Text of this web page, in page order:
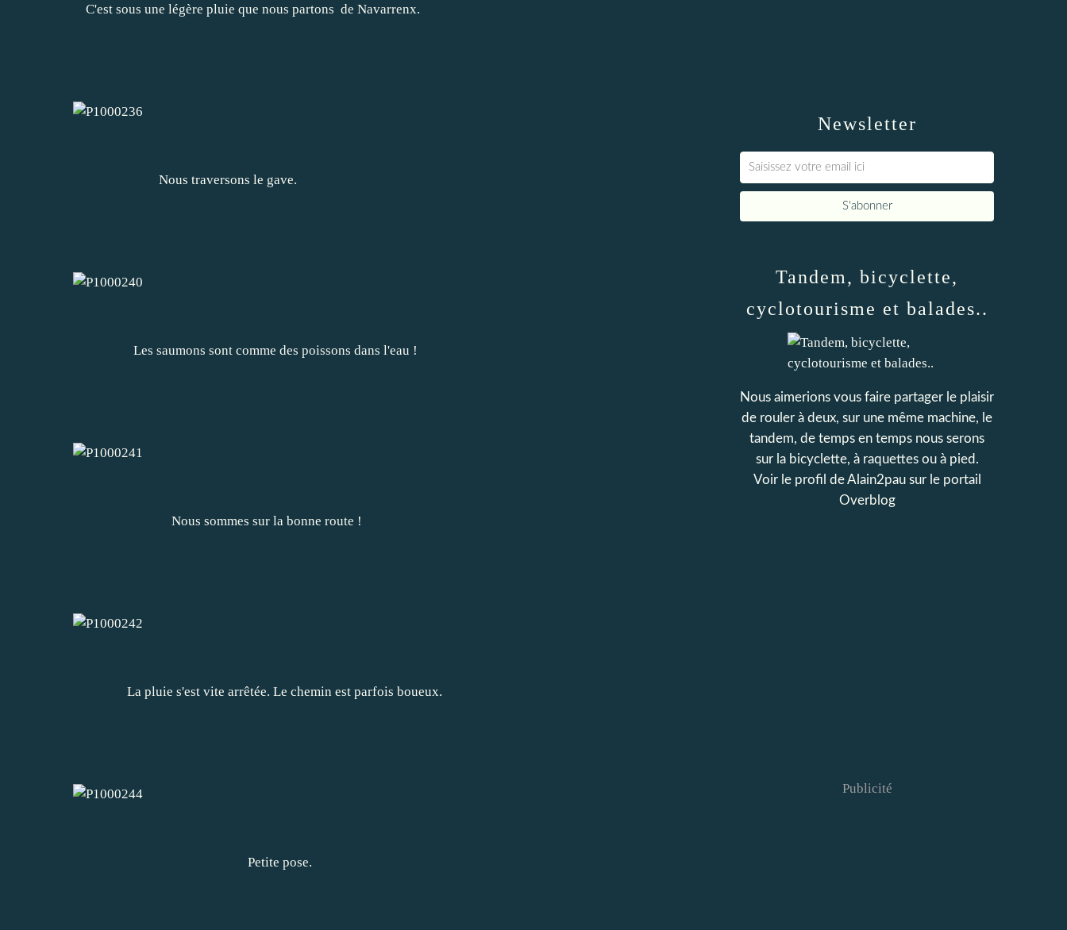
C'est sous une légère pluie que nous partons de Navarrenx.
Nous traversons le gave.
Les saumons sont comme des poissons dans l'eau !
Nous sommes sur la bonne route !
La pluie s'est vite arrêtée. Le chemin est parfois boueux.
Petite pose.
Newsletter
Tandem, bicyclette,
cyclotourisme et balades..
Nous aimerions vous faire partager le plaisir
de rouler à deux, sur une même machine, le
tandem, de temps en temps nous serons
sur la bicyclette, à raquettes ou à pied.
Voir le profil deAlain2pausur le portail
Overblog
Publicité